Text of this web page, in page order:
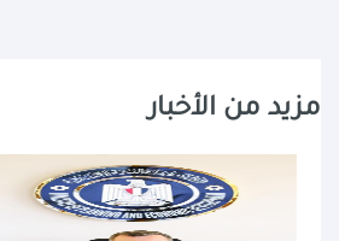
مزيد من الأخبار